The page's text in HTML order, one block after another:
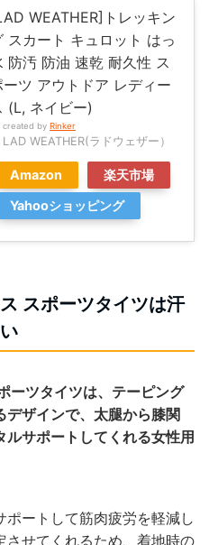
WEATHER]トレッキン
スカート キュロット はっ
防汚 防油 速乾 耐久性 ス
ーツ アウトドア レディー
(L, ネイビー)
created by Rinker
LAD WEATHER(ラドウェザー）
Amazon
楽天市場
Yahooショッピング
スポーツタイツは汗
ーツタイツは、テーピング
デザインで、太腿から膝関
サポートしてくれる女性用
ートして筋肉疲労を軽減し
させてくれるため、着地時の